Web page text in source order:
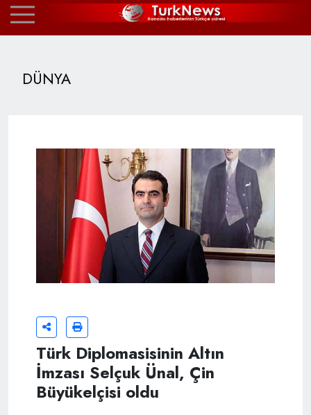
DÜNYA
Türk Diplomasisinin Altın
İmzası Selçuk Ünal, Çin
Büyükelçisi oldu